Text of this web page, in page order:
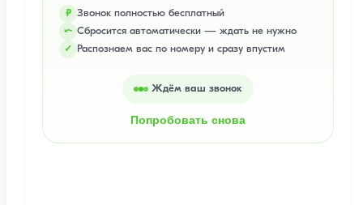
₽ Звонок полностью бесплатный
⤺ Сбросится автоматически — ждать не нужно
✓ Распознаем вас по номеру и сразу впустим
Ждём ваш звонок
Попробовать снова